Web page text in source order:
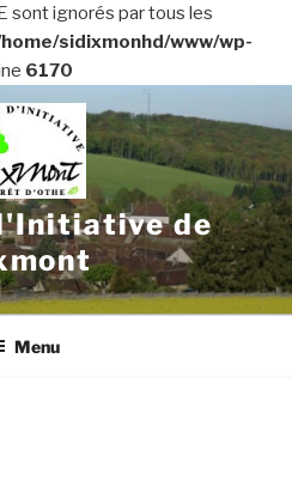
sont ignorés par tous les
sidixmonhd/www/wp-
6170
de
Menu